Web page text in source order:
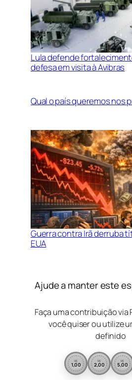
Lula defende
defesa em visita à Avibras
Qual o país queremos nos
Guerra contra Irã derruba
EUA
Ajude a manter este
Faça uma contribuição via
você quiser ou utilize
definido
R$
1,00 R$
2,00 R$
5,00